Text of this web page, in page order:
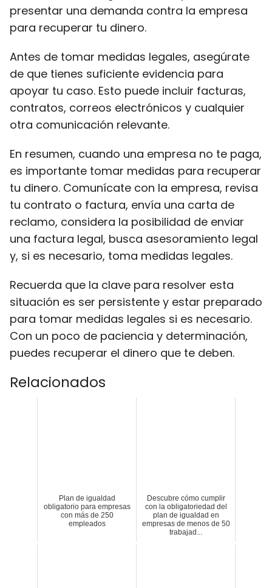
presentar una demanda contra la empresa
para recuperar tu dinero.
Antes de tomar medidas legales, asegúrate
de que tienes suficiente evidencia para
apoyar tu caso. Esto puede incluir facturas,
contratos, correos electrónicos y cualquier
otra comunicación relevante.
En resumen, cuando una empresa no te paga,
es importante tomar medidas para recuperar
tu dinero. Comunícate con la empresa, revisa
tu contrato o factura, envía una carta de
reclamo, considera la posibilidad de enviar
una factura legal, busca asesoramiento legal
y, si es necesario, toma medidas legales.
Recuerda que la clave para resolver esta
situación es ser persistente y estar preparado
para tomar medidas legales si es necesario.
Con un poco de paciencia y determinación,
puedes recuperar el dinero que te deben.
Relacionados
Plan de igualdad
obligatorio para empresas
con más de 250
empleados
Descubre cómo cumplir
con la obligatoriedad del
plan de igualdad en
empresas de menos de 50
trabajad...